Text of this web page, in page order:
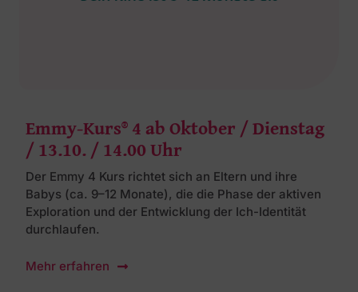
Emmy-Kurs® 4 ab Oktober / Dienstag
/ 13.10. / 14.00 Uhr
Der Emmy 4 Kurs richtet sich an Eltern und ihre
Babys (ca. 9–12 Monate), die die Phase der aktiven
Exploration und der Entwicklung der Ich-Identität
durchlaufen.
Mehr erfahren